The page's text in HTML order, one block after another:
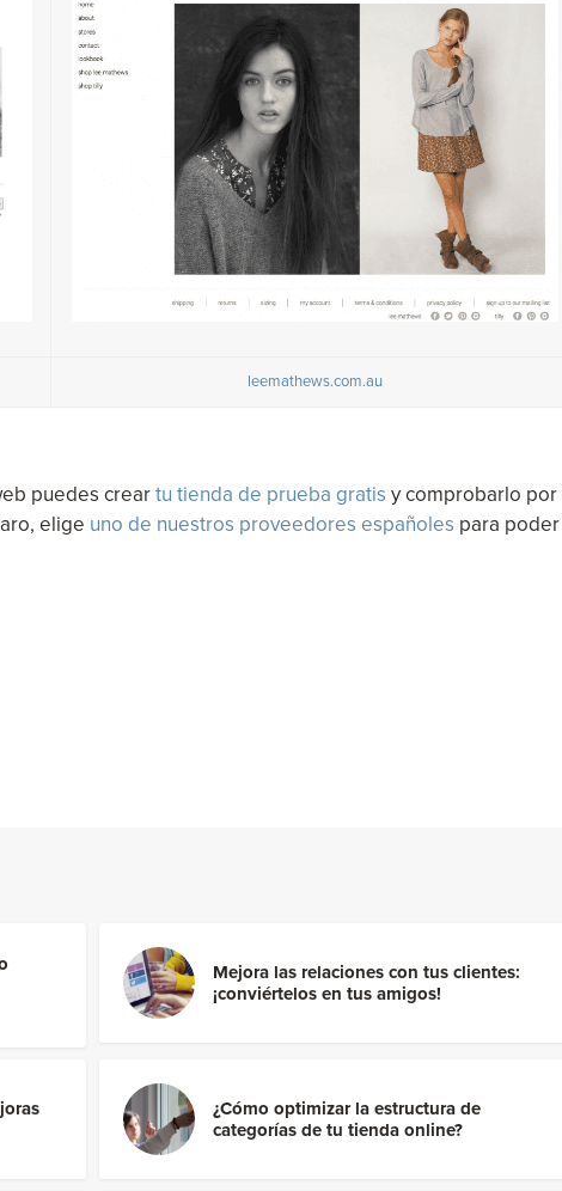
leemathews.com.au
puedes creartu tienda de prueba gratis y comprobarlo por
elige uno de nuestros proveedores españoles para poder
Mejora las relaciones con tus clientes:
¡conviértelos en tus amigos!
¿Cómo optimizar la estructura de
categorías de tu tienda online?